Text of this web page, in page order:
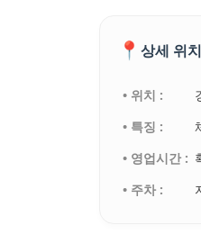
📍 상세 위
• 위치 :
• 특징 :
• 영업시간 :
• 주차 :